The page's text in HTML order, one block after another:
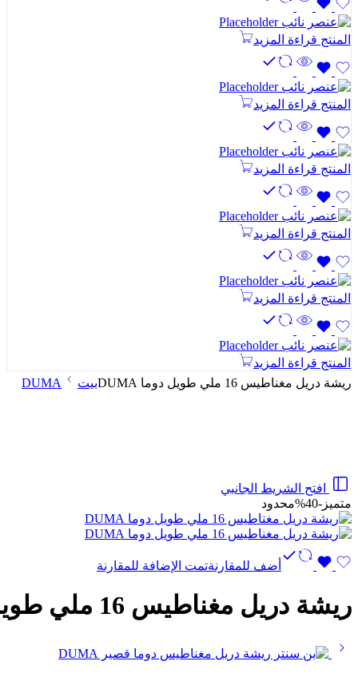
المنتج قراءة المزيد
المنتج قراءة المزيد
المنتج قراءة المزيد
المنتج قراءة المزيد
المنتج قراءة المزيد
المنتج قراءة المزيد
ريشة دريل مغناطيس 16 ملي طويل دوما DUMA
بيت DUMA
افتح الشريط الجانبي
متميز -40% محدود
أضف للمقارنةتمت الإضافة للمقارنة
ريشة دريل مغناطيس 16 ملي طويل دوما DUMA